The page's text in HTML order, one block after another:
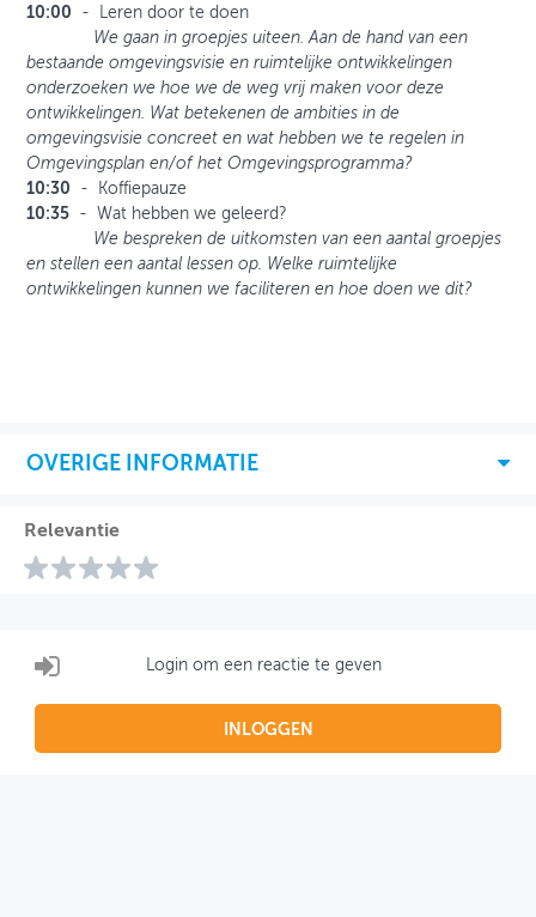
10:00 - Leren door te doen
We gaan in groepjes uiteen. Aan de hand van een
bestaande omgevingsvisie en ruimtelijke ontwikkelingen
onderzoeken we hoe we de weg vrij maken voor deze
ontwikkelingen. Wat betekenen de ambities in de
omgevingsvisie concreet en wat hebben we te regelen in
Omgevingsplan en/of het Omgevingsprogramma?
10:30 - Koffiepauze
10:35 - Wat hebben we geleerd?
We bespreken de uitkomsten van een aantal groepjes
en stellen een aantal lessen op. Welke ruimtelijke
ontwikkelingen kunnen we faciliteren en hoe doen we dit?
OVERIGE INFORMATIE
Relevantie
Login om een reactie te geven
INLOGGEN